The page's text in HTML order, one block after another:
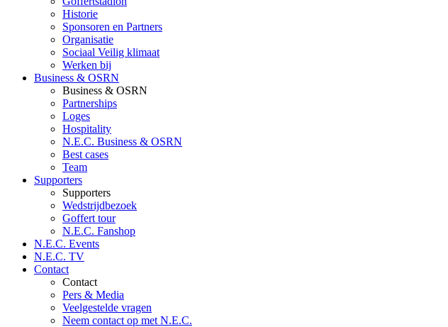
Historie
Sponsoren en Partners
Organisatie
Sociaal Veilig klimaat
Werken bij
Business & OSRN
Business & OSRN
Partnerships
Loges
Hospitality
N.E.C. Business & OSRN
Best cases
Team
Supporters
Supporters
Wedstrijdbezoek
Goffert tour
N.E.C. Fanshop
N.E.C. Events
N.E.C. TV
Contact
Contact
Pers & Media
Veelgestelde vragen
Neem contact op met N.E.C.